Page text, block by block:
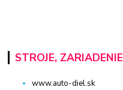
STROJE, ZARIADENIE
www.auto-diel.sk